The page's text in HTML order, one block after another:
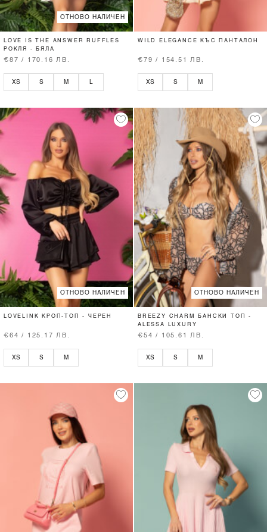
ОТНОВО НАЛИЧЕН
LOVE IS THE ANSWER RUFFLES
РОКЛЯ - БЯЛА
€87 / 170.16 ЛВ.
XS S M L
WILD ELEGANCE КЪС ПАНТАЛОН
€79 / 154.51 ЛВ.
XS S M
ОТНОВО НАЛИЧЕН
LOVELINK КРОП-ТОП - ЧЕРЕН
€64 / 125.17 ЛВ.
XS S M
ОТНОВО НАЛИЧЕН
BREEZY CHARM БАНСКИ ТОП -
ALESSA LUXURY
€54 / 105.61 ЛВ.
XS S M